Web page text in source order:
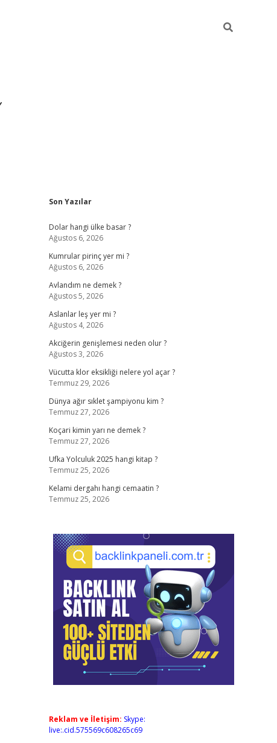
Sidebar
Son Yazılar
Dolar hangi ülke basar ?
Ağustos 6, 2026
Kumrular pirinç yer mi ?
Ağustos 6, 2026
Avlandım ne demek ?
Ağustos 5, 2026
Aslanlar leş yer mi ?
Ağustos 4, 2026
Akciğerin genişlemesi neden olur ?
Ağustos 3, 2026
Vücutta klor eksikliği nelere yol açar ?
Temmuz 29, 2026
Dünya ağır sıklet şampiyonu kim ?
Temmuz 27, 2026
Koçari kimin yarı ne demek ?
Temmuz 27, 2026
Ufka Yolculuk 2025 hangi kitap ?
Temmuz 25, 2026
Kelami dergahı hangi cemaatin ?
Temmuz 25, 2026
Reklam ve İletişim: Skype:
live:.cid.575569c608265c69
https://hiltonbet-giris.com/